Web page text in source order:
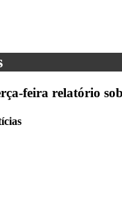
feira relatório